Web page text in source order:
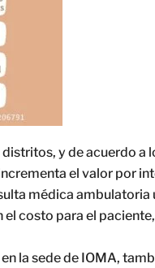
y de acuerdo a
el valor por
médica
el costo para el
la sede de IOMA,